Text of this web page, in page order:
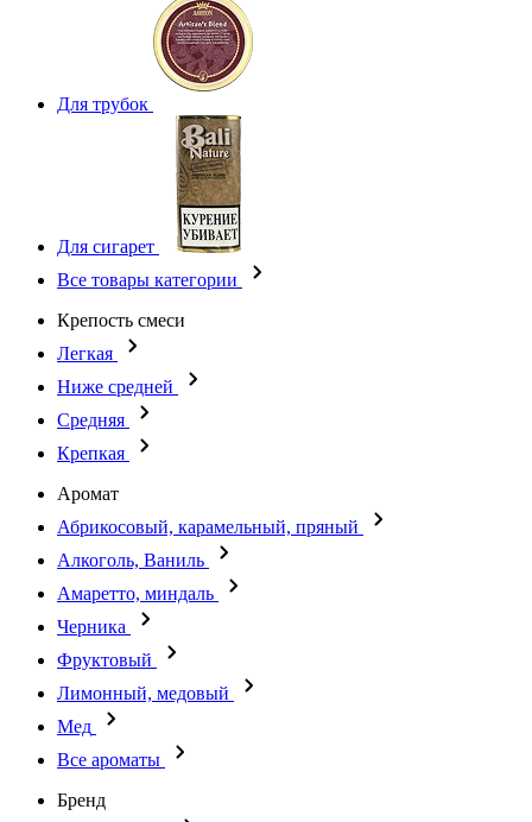
Для трубок
Для сигарет
Все товары категории
Крепость смеси
Легкая
Ниже средней
Средняя
Крепкая
Аромат
Абрикосовый, карамельный, пряный
Алкоголь, Ваниль
Амаретто, миндаль
Черника
Фруктовый
Лимонный, медовый
Мед
Все ароматы
Бренд